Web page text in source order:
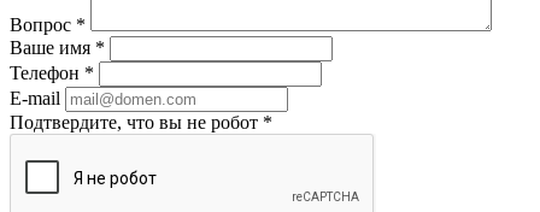
Вопрос *
Ваше имя *
Телефон *
E-mail
Подтвердите, что вы не робот *